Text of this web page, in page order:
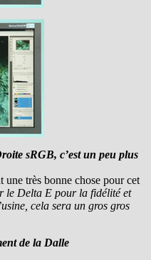
sRGB, c’est un peu plus
une très bonne chose pour cet
le Delta E pour la fidélité et
cela sera un gros gros
de la Dalle